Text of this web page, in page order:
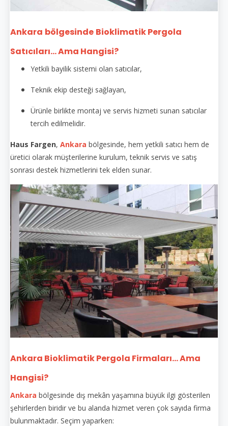
Ankara bölgesinde Bioklimatik Pergola
Satıcıları... Ama Hangisi?
Yetkili bayilik sistemi olan satıcılar,
Teknik ekip desteği sağlayan,
Ürünle birlikte montaj ve servis hizmeti sunan satıcılar
tercih edilmelidir.
Haus Fargen, Ankara bölgesinde, hem yetkili satıcı hem de
üretici olarak müşterilerine kurulum, teknik servis ve satış
sonrası destek hizmetlerini tek elden sunar.
Ankara Bioklimatik Pergola Firmaları... Ama
Hangisi?
Ankara bölgesinde dış mekân yaşamına büyük ilgi gösterilen
şehirlerden biridir ve bu alanda hizmet veren çok sayıda firma
bulunmaktadır. Seçim yaparken: